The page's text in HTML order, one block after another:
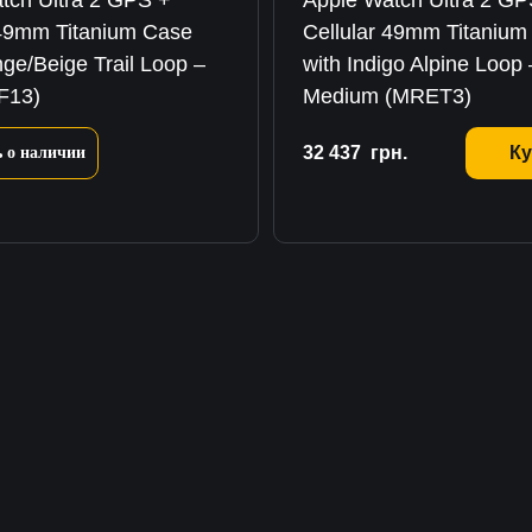
Titanium Case
Beige Trail Loop –
о наличии
Cellular 49mm
with Indigo Alpine Loop
Medium (MRET3)
32 437 грн.